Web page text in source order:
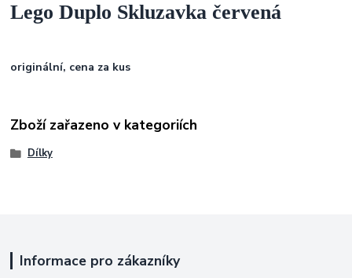
Lego Duplo Skluzavka červená
originální, cena za kus
Zboží zařazeno v kategoriích
Dílky
Informace pro zákazníky